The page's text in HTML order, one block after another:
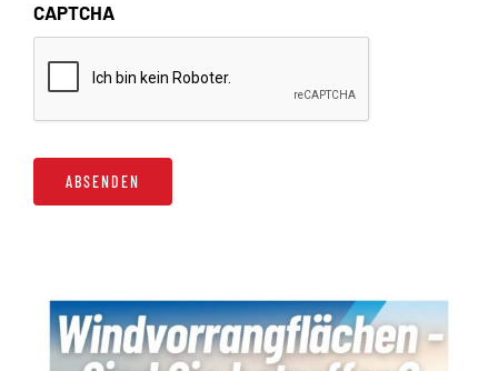
CAPTCHA
ABSENDEN